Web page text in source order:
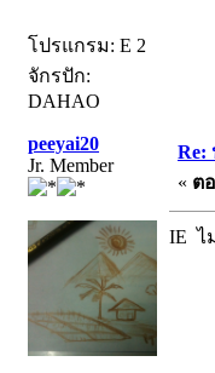
โปรแกรม: E 2
จักรปัก:
DAHAO
peeyai20
Jr. Member
Re:
« ต
IE ไ